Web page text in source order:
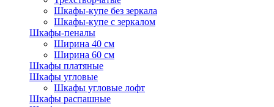
Шкафы-купе без зеркала
Шкафы-купе с зеркалом
Шкафы-пеналы
Ширина 40 см
Ширина 60 см
Шкафы платяные
Шкафы угловые
Шкафы угловые лофт
Шкафы распашные